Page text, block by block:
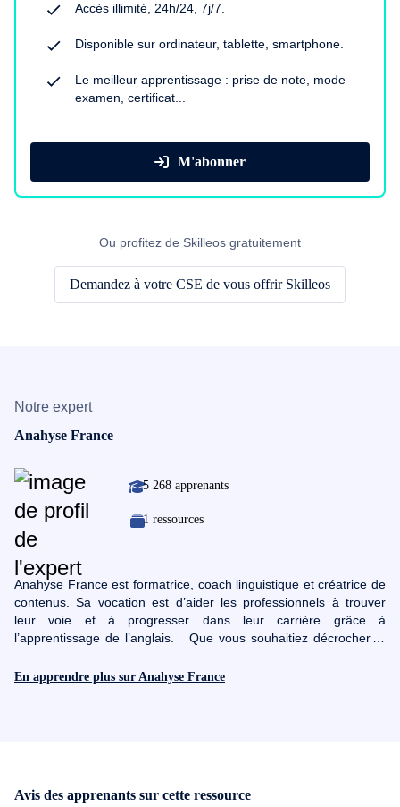
Accès illimité, 24h/24, 7j/7.
Disponible sur ordinateur, tablette, smartphone.
Le meilleur apprentissage : prise de note, mode
examen, certificat...
M'abonner
Ou profitez de Skilleos gratuitement
Demandez à votre CSE de vous offrir Skilleos
Notre expert
Anahyse France
5 268 apprenants
1 ressources
Anahyse France est formatrice, coach linguistique et créatrice de
contenus. Sa vocation est d’aider les professionnels à trouver
leur voie et à progresser dans leur carrière grâce à
l’apprentissage de l’anglais. Que vous souhaitiez décrocher le
entreprise à l’international, vous pouvez compter sur elle pour
d’apprenants, de toutes origines et de tous niveaux, à obtenir leur
En apprendre plus sur Anahyse France
Avis des apprenants sur cette ressource